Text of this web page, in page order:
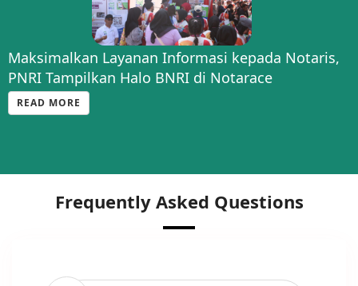
Maksimalkan Layanan Informasi kepada Notaris,
PNRI Tampilkan Halo BNRI di Notarace
READ MORE
Frequently Asked Questions